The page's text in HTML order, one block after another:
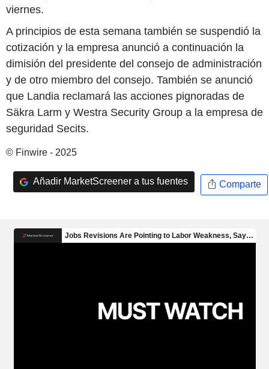
viernes.
A principios de esta semana también se suspendió la
cotización y la empresa anunció a continuación la
dimisión del presidente del consejo de administración
y de otro miembro del consejo. También se anunció
que Landia reclamará las acciones pignoradas de
Säkra Larm y Westra Security Group a la empresa de
seguridad Secits.
© Finwire - 2025
Añadir MarketScreener a tus fuentes Comparte